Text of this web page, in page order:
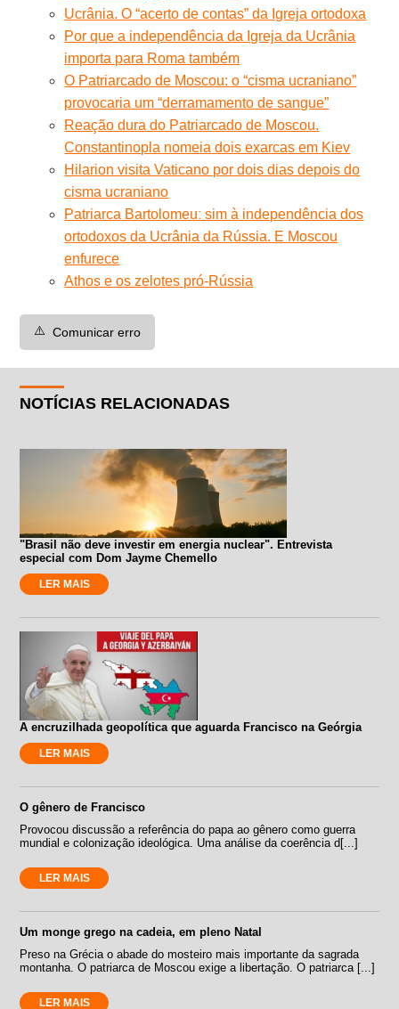
Ucrânia. O “acerto de contas” da Igreja ortodoxa
Por que a independência da Igreja da Ucrânia
importa para Roma também
O Patriarcado de Moscou: o “cisma ucraniano”
provocaria um “derramamento de sangue”
Reação dura do Patriarcado de Moscou.
Constantinopla nomeia dois exarcas em Kiev
Hilarion visita Vaticano por dois dias depois do
cisma ucraniano
Patriarca Bartolomeuː sim à independência dos
ortodoxos da Ucrânia da Rússia. E Moscou
enfurece
Athos e os zelotes pró-Rússia
⚠️ Comunicar erro
NOTÍCIAS RELACIONADAS
"Brasil não deve investir em energia nuclear". Entrevista
especial com Dom Jayme Chemello
LER MAIS
A encruzilhada geopolítica que aguarda Francisco na Geórgia
LER MAIS
O gênero de Francisco
Provocou discussão a referência do papa ao gênero como guerra
mundial e colonização ideológica. Uma análise da coerência d[...]
LER MAIS
Um monge grego na cadeia, em pleno Natal
Preso na Grécia o abade do mosteiro mais importante da sagrada
montanha. O patriarca de Moscou exige a libertação. O patriarca [...]
LER MAIS